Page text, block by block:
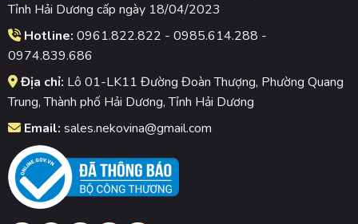
Tỉnh Hải Dương cấp ngày 18/04/2023
Hotline: 0961.822.822 - 0985.614.288 -
0974.839.686
Địa chỉ: Lô 01-LK11 Đường Đoàn Thượng, Phường Quang
Trung, Thành phố Hải Dương, Tỉnh Hải Dương
Email: sales.nekovina@gmail.com